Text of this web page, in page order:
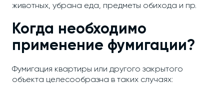
животных, убрана еда, предметы обихода и пр.
Когда необходимо
применение фумигации?
Фумигация квартиры или другого закрытого
объекта целесообразна в таких случаях: